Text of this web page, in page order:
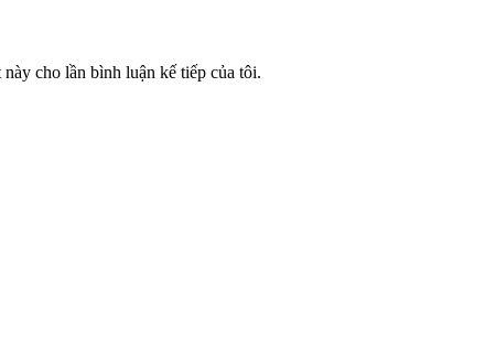
cho lần bình luận kế tiếp của tôi.